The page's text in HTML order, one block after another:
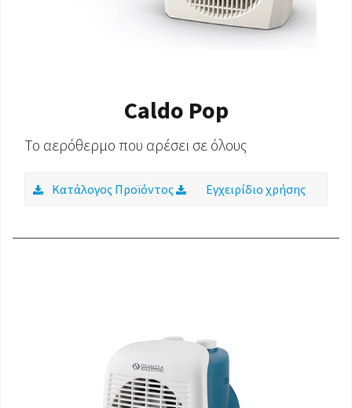
Caldo Pop
Το αερόθερμο που αρέσει σε όλους
Κατάλογος Προϊόντος Εγχειρίδιο χρήσης